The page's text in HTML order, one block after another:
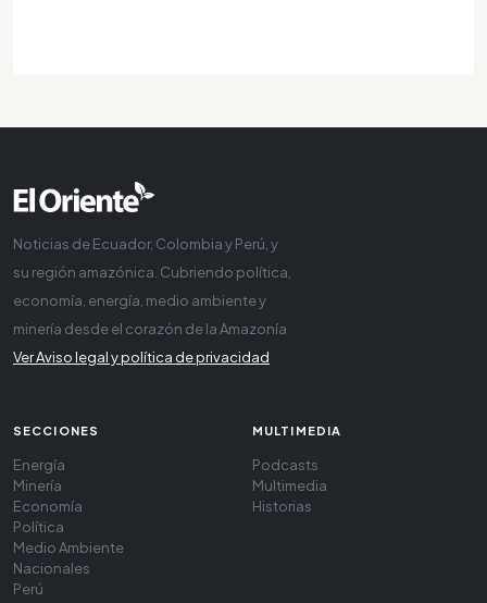
Noticias de Ecuador, Colombia y Perú, y
su región amazónica. Cubriendo política,
economía, energía, medio ambiente y
minería desde el corazón de la Amazonía
Ver Aviso legal y política de privacidad
SECCIONES
Energía
Minería
Economía
Política
Medio Ambiente
Nacionales
Perú
MULTIMEDIA
Podcasts
Multimedia
Historias